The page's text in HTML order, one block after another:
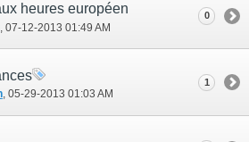
heures européen
‎, 07-12-2013 01:49 AM
0
‎, 05-29-2013 01:03 AM
1